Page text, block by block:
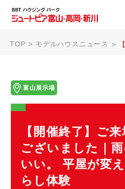
TOP モデルハウスニュース
富山展示場
【開催終了】ご
ございました｜
いい。 平屋が変
らし体験